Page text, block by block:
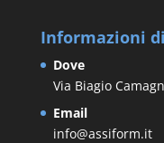
Informazioni
Dove
Via Biagio
Email
info@assiform.it